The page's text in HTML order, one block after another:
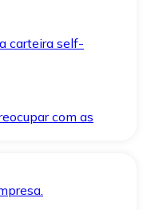
carteira self-
com as